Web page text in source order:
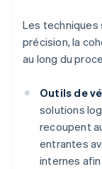
Les
précision, la
au long du
Outils de
solutions
recoupent
entrantes
internes